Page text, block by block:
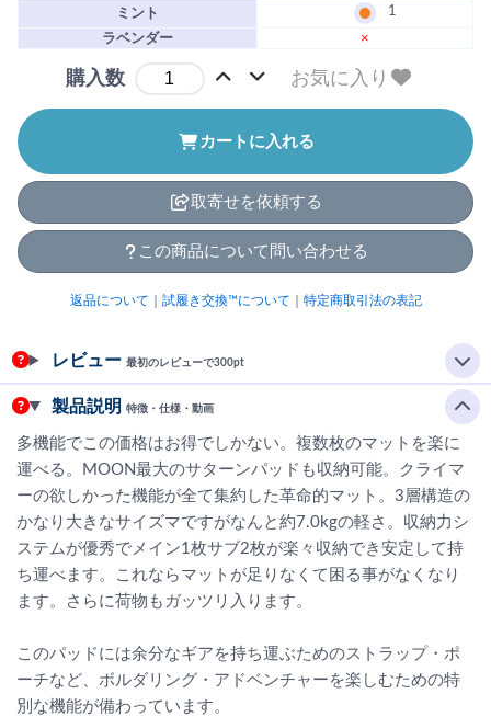
ミント
1
ラベンダー ×
購入数 お気に入り
カートに入れる
取寄せを依頼する
この商品について問い合わせる
返品について 試履き交換™について 特定商取引法の表記
レビュー 最初のレビューで300pt
製品説明 特徴・仕様・動画
多機能でこの価格はお得でしかない。複数枚のマットを楽に
運べる。MOON最大のサターンパッドも収納可能。クライマ
ーの欲しかった機能が全て集約した革命的マット。3層構造の
かなり大きなサイズマですがなんと約7.0kgの軽さ。収納力シ
ステムが優秀でメイン1枚サブ2枚が楽々収納でき安定して持
ち運べます。これならマットが足りなくて困る事がなくなり
ます。さらに荷物もガッツリ入ります。
このパッドには余分なギアを持ち運ぶためのストラップ・ポ
ーチなど、ボルダリング・アドベンチャーを楽しむための特
別な機能が備わっています。